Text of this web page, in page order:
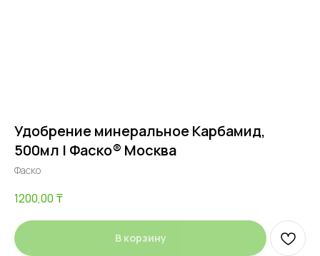
Удобрение минеральное Карбамид,
500мл | Фаско® Москва
Фаско
1200,00 ₸
В корзину